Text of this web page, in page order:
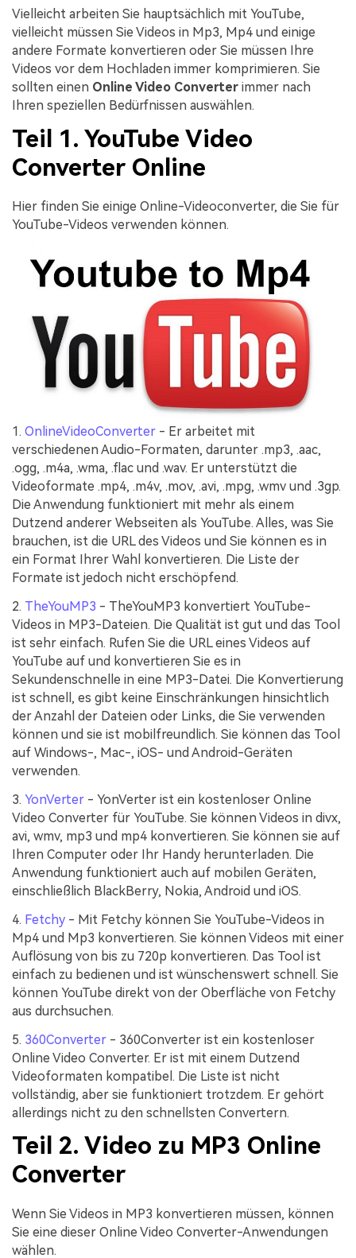
Vielleicht arbeiten Sie hauptsächlich mit YouTube,
vielleicht müssen Sie Videos in Mp3, Mp4 und einige
andere Formate konvertieren oder Sie müssen Ihre
Videos vor dem Hochladen immer komprimieren. Sie
sollten einen Online Video Converter immer nach
Ihren speziellen Bedürfnissen auswählen.
Teil 1. YouTube Video
Converter Online
Hier finden Sie einige Online-Videoconverter, die Sie für
YouTube-Videos verwenden können.
1. OnlineVideoConverter - Er arbeitet mit
verschiedenen Audio-Formaten, darunter .mp3, .aac,
.ogg, .m4a, .wma, .flac und .wav. Er unterstützt die
Videoformate .mp4, .m4v, .mov, .avi, .mpg, .wmv und .3gp.
Die Anwendung funktioniert mit mehr als einem
Dutzend anderer Webseiten als YouTube. Alles, was Sie
brauchen, ist die URL des Videos und Sie können es in
ein Format Ihrer Wahl konvertieren. Die Liste der
Formate ist jedoch nicht erschöpfend.
2. TheYouMP3 - TheYouMP3 konvertiert YouTube-
Videos in MP3-Dateien. Die Qualität ist gut und das Tool
ist sehr einfach. Rufen Sie die URL eines Videos auf
YouTube auf und konvertieren Sie es in
Sekundenschnelle in eine MP3-Datei. Die Konvertierung
ist schnell, es gibt keine Einschränkungen hinsichtlich
der Anzahl der Dateien oder Links, die Sie verwenden
können und sie ist mobilfreundlich. Sie können das Tool
auf Windows-, Mac-, iOS- und Android-Geräten
verwenden.
3. YonVerter - YonVerter ist ein kostenloser Online
Video Converter für YouTube. Sie können Videos in divx,
avi, wmv, mp3 und mp4 konvertieren. Sie können sie auf
Ihren Computer oder Ihr Handy herunterladen. Die
Anwendung funktioniert auch auf mobilen Geräten,
einschließlich BlackBerry, Nokia, Android und iOS.
4. Fetchy - Mit Fetchy können Sie YouTube-Videos in
Mp4 und Mp3 konvertieren. Sie können Videos mit einer
Auflösung von bis zu 720p konvertieren. Das Tool ist
einfach zu bedienen und ist wünschenswert schnell. Sie
können YouTube direkt von der Oberfläche von Fetchy
aus durchsuchen.
5. 360Converter - 360Converter ist ein kostenloser
Online Video Converter. Er ist mit einem Dutzend
Videoformaten kompatibel. Die Liste ist nicht
vollständig, aber sie funktioniert trotzdem. Er gehört
allerdings nicht zu den schnellsten Convertern.
Teil 2. Video zu MP3 Online
Converter
Wenn Sie Videos in MP3 konvertieren müssen, können
Sie eine dieser Online Video Converter-Anwendungen
wählen.